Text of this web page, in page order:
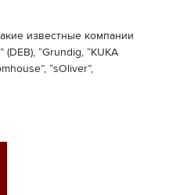
известные компании
(DEB), “Grundig, “KUKA
“sOliver”,